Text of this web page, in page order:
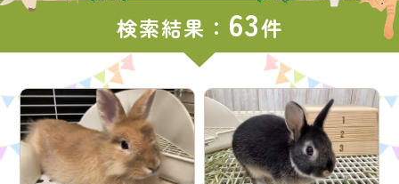
検索結果： 63件